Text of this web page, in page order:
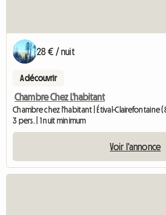
28 € / nuit
A découvrir
Chambre Chez L'habitant
Chambre chez l'habitant | Étival-Clairefontaine
3 pers. | 1 nuit minimum
Voir l'annonce